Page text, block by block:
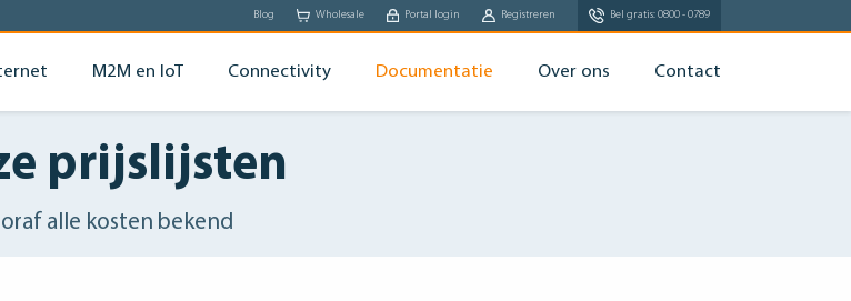
Blog Wholesale Portal login Registreren Bel gratis: 0800 - 0789
M2M en IoT Connectivity Documentatie Over ons Contact
prijslijsten
alle kosten bekend